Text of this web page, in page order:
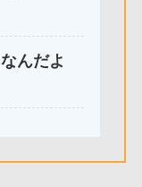
なんだよ